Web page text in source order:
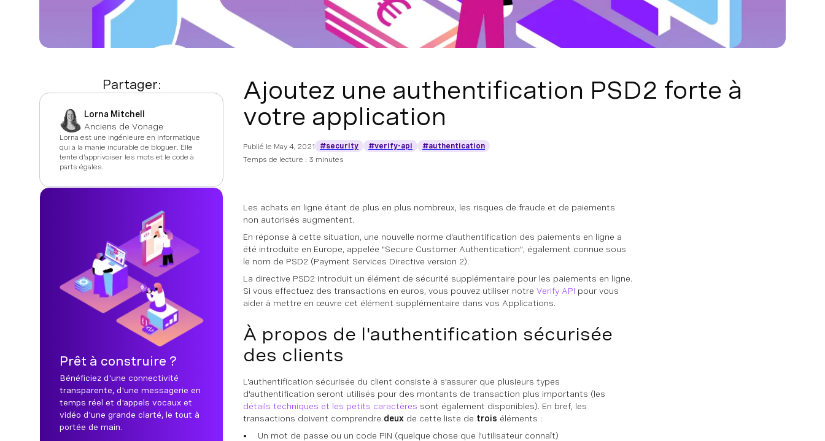
Partager:
Lorna Mitchell
Anciens de Vonage
Lorna est une ingénieure en informatique
qui a la manie incurable de bloguer. Elle
tente d'apprivoiser les mots et le code à
parts égales.
Prêt à construire ?
Bénéficiez d'une connectivité
transparente, d'une messagerie en
temps réel et d'appels vocaux et
vidéo d'une grande clarté, le tout à
portée de main.
Ajoutez une authentification PSD2 forte à
votre application
Publié le May 4, 2021 #security #verify-api
#authentication
Temps de lecture : 3 minutes
Les achats en ligne étant de plus en plus nombreux, les risques de fraude et de paiements
non autorisés augmentent.
En réponse à cette situation, une nouvelle norme d'authentification des paiements en ligne a
été introduite en Europe, appelée "Secure Customer Authentication", également connue sous
le nom de PSD2 (Payment Services Directive version 2).
La directive PSD2 introduit un élément de sécurité supplémentaire pour les paiements en ligne.
Si vous effectuez des transactions en euros, vous pouvez utiliser notre Verify API pour vous
aider à mettre en œuvre cet élément supplémentaire dans vos Applications.
À propos de l'authentification sécurisée
des clients
L'authentification sécurisée du client consiste à s'assurer que plusieurs types
d'authentification seront utilisés pour des montants de transaction plus importants (les
détails techniques et les petits caractères sont également disponibles). En bref, les
transactions doivent comprendre deux de cette liste de trois éléments :
Un mot de passe ou un code PIN (quelque chose que l'utilisateur connaît)